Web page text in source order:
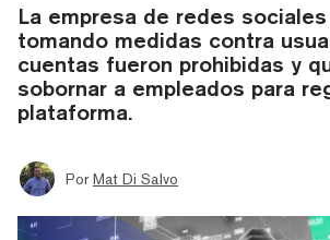
La empresa de redes
tomando medidas contra
cuentas fueron prohibidas y
sobornar a empleados para
plataforma.
Por Mat Di Salvo